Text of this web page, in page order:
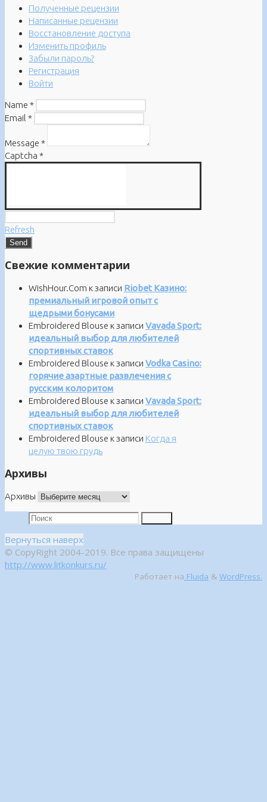
Полученные рецензии
Написанные рецензии
Восстановление доступа
Изменить профиль
Забыли пароль?
Регистрация
Войти
Name *
Email *
Message *
Captcha *
Refresh
Свежие комментарии
WishHour.Com к записи Riobet Казино:
премиальный игровой опыт с
щедрыми бонусами
Embroidered Blouse к записи Vavada Sport:
идеальный выбор для любителей
спортивных ставок
Embroidered Blouse к записи Vodka Casino:
горячие азартные развлечения с
русским колоритом
Embroidered Blouse к записи Vavada Sport:
идеальный выбор для любителей
спортивных ставок
Embroidered Blouse к записи Когда я
целую твою грудь
Архивы
Архивы
Вернуться наверх
© CopyRight 2004-2019. Все права защищены
http://www.litkonkurs.ru/
Работает на Fluida & WordPress.